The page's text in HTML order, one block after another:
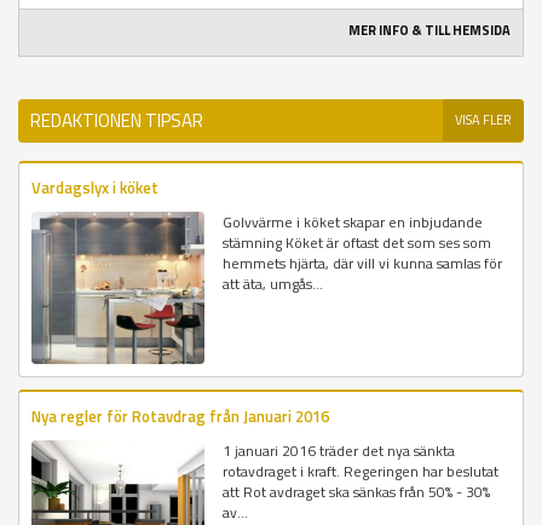
MER INFO & TILL HEMSIDA
REDAKTIONEN TIPSAR VISA FLER
Vardagslyx i köket
Golvvärme i köket skapar en inbjudande
stämning Köket är oftast det som ses som
hemmets hjärta, där vill vi kunna samlas för
att äta, umgås...
Nya regler för Rotavdrag från Januari 2016
1 januari 2016 träder det nya sänkta
rotavdraget i kraft. Regeringen har beslutat
att Rot avdraget ska sänkas från 50% - 30%
av...